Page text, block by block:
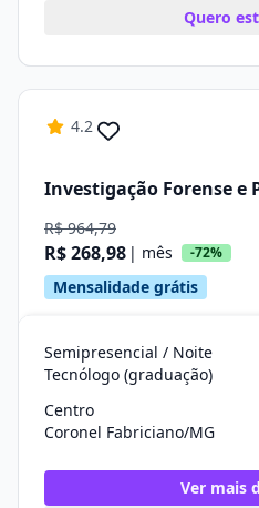
Quero
4.2
Investigação Forense e
R$ 964,79
R$ 268,98 | mês -72%
Mensalidade grátis
Semipresencial / Noite
Tecnólogo (graduação)
Centro
Coronel Fabriciano/MG
Ver mais